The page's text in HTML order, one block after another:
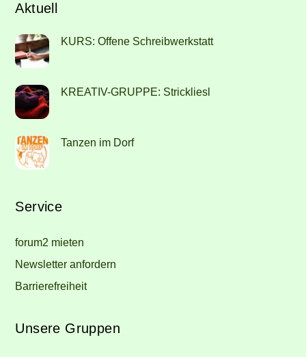
Aktuell
KURS: Offene Schreibwerkstatt
KREATIV-GRUPPE: Strickliesl
Tanzen im Dorf
Service
forum2 mieten
Newsletter anfordern
Barrierefreiheit
Unsere Gruppen